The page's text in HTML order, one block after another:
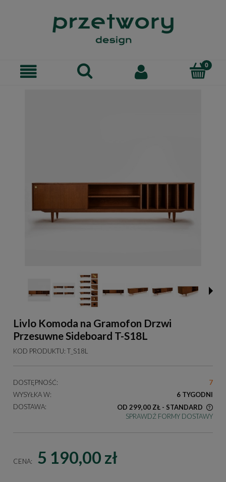
Livlo Komoda na Gramofon Drzwi
Przesuwne Sideboard T-S18L
KOD PRODUKTU: T_S18L
DOSTĘPNOŚĆ:
7
WYSYŁKA W:
6 TYGODNI
DOSTAWA:
OD 299,00 ZŁ - STANDARD
KOSZT DOSTAWY DOTYCZY PRZESYŁEK NA TERENIE
SPRAWDŹ FORMY DOSTAWY
CENA: 5 190,00 zł